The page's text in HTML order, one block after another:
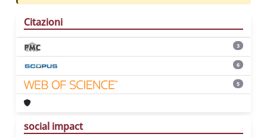
Citazioni
3
6
5
social impact